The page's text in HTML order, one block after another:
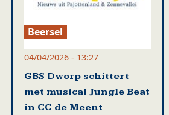
Beersel
04/04/2026 - 13:27
GBS Dworp schittert
met musical Jungle Beat
in CC de Meent